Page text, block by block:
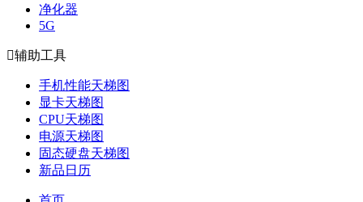
净化器
5G
辅助工具
手机性能天梯图
显卡天梯图
CPU天梯图
电源天梯图
固态硬盘天梯图
新品日历